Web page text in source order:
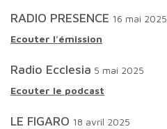
RADIO PRESENCE 16 mai 2025
Ecouter l'émission
Radio Ecclesia 5 mai 2025
Ecouter le podcast
LE FIGARO 18 avril 2025